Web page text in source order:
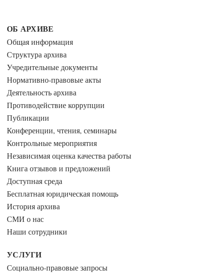
ОБ АРХИВЕ
Общая информация
Структура архива
Учредительные документы
Нормативно-правовые акты
Деятельность архива
Противодействие коррупции
Публикации
Конференции, чтения, семинары
Контрольные мероприятия
Независимая оценка качества работы
Книга отзывов и предложений
Доступная среда
Бесплатная юридическая помощь
История архива
СМИ о нас
Наши сотрудники
УСЛУГИ
Социально-правовые запросы